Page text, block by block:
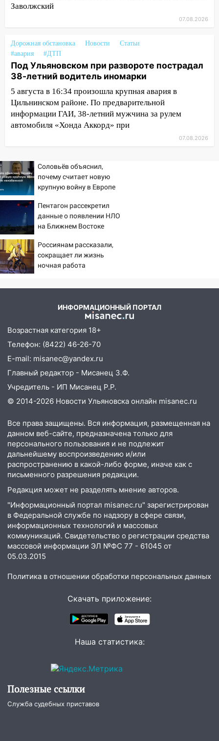
14:04 Жару смоет ливнями: прогноз
13:30 В Ульяновске транспортные
полицейские проведут акцию «Час
пассажира»
13:20 В Ульяновске за один день
обокрали женщину на пляже и
подростка в сквере
13:01 В Димитровграде мужчина
выбросил из машины страйкбольную
12:34
На Ульяновскую область
надвигается сильнейшая непогода: град
и шквал до 27 м/с
12:31
Ульяновец хотел купить иномарку
из Европы и потерял 760 тысяч рублей
12:20
столкнулись «Лада» и Chevrolet:
пострадал 14-летний подросток
12:00
августа: список АЗС
Заснул рядом с ребёнком и
случайно задушил его: суд вынес
11:38 В Ленинском районе пожар
полностью уничтожил дачный дом и
сарай
11:38 В Госдуме предложили отменить
ЕГЭ с 2027 года
нарушителей на контейнерных
площадках
11:20 Ульяновская шахматистка
Валерия Клейменова выиграла два
золота в составе сборной мира
11:16
В Ульяновске открыли памятную
доску декабристу Кондратию Рылееву
10:40 В Ульяновске спасатели ночью
нашли потерявшегося в заброшенных
садах 79-летнего мужчину
10:26 На нескольких улицах Ульяновска
коррупционной схемы при ЦГКБ
Ночью беспилотники сбили над
соседними Татарстаном и Саратовской
Диана Шурыгина уверовала в
09:35
В Ульяновске директора фирмы
будут судить за неуплату налогов на 48
Заволжский
07.08.2026
Дорожная обстановка Новости
Статьи
#авария
#ДТП
Под Ульяновском при развороте пострадал
38-летний водитель иномарки
5 августа в 16:34 произошла крупная авария в
Цильнинском районе. По предварительной
информации ГАИ, 38-летний мужчина за рулем
автомобиля «Хонда Аккорд» при
07.08.2026
Соловьёв объяснил,
почему считает новую
крупную войну в Европе
Пентагон рассекретил
данные о появлении НЛО
на Ближнем Востоке
Россиянам рассказали,
сокращает ли жизнь
ночная работа
ИНФОРМАЦИОННЫЙ ПОРТАЛ
Возрастная категория 18+
Телефон: (8422) 46-26-70
E-mail: misanec@yandex.ru
Главный редактор - Мисанец З.Ф.
Учредитель - ИП Мисанец Р.Р.
© 2014-2026 Новости Ульяновска онлайн misanec.ru
Все права защищены. Вся информация, размещенная на
данном веб-сайте, предназначена только для
персонального пользования и не подлежит
дальнейшему воспроизведению и/или
распространению в какой-либо форме, иначе как с
письменного разрешения редакции.
Редакция может не разделять мнение авторов.
"Информационный портал misanec.ru" зарегистрирован
в Федеральной службе по надзору в сфере связи,
информационных технологий и массовых
коммуникаций. Свидетельство о регистрации средства
массовой информации ЭЛ №ФС 77 - 61045 от
05.03.2015
Политика в отношении обработки персональных данных
Скачать приложение:
Наша статистика:
Полезные ссылки
Служба судебных приставов